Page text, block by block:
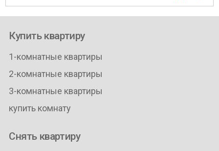
Купить квартиру
1-комнатные квартиры
2-комнатные квартиры
3-комнатные квартиры
купить комнату
Снять квартиру